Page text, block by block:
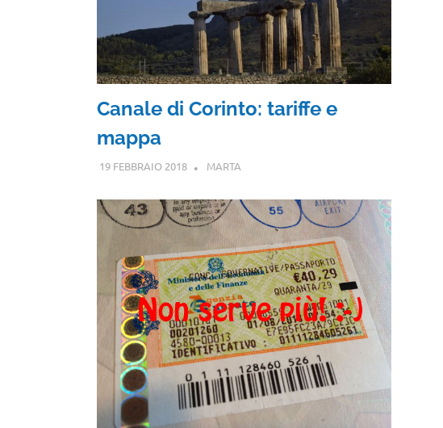
Canale di Corinto: tariffe e
mappa
19 FEBBRAIO 2018 MARTA